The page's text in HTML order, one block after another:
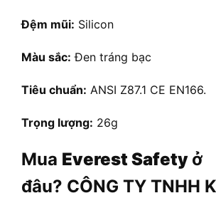
Đệm mũi: Silicon
Màu sắc: Đen tráng bạc
Tiêu chuẩn: ANSI Z87.1 CE EN166.
Trọng lượng: 26g
Mua Everest Safety ở
đâu? CÔNG TY TNHH